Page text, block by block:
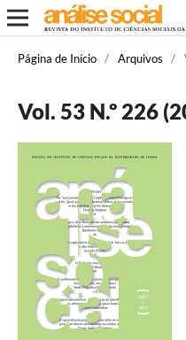
Página de Início / Arquivos /
Vol. 53 N.º 226